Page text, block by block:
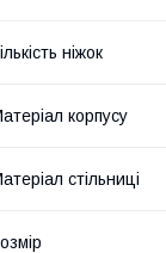
ніжок
корпусу
стільниці